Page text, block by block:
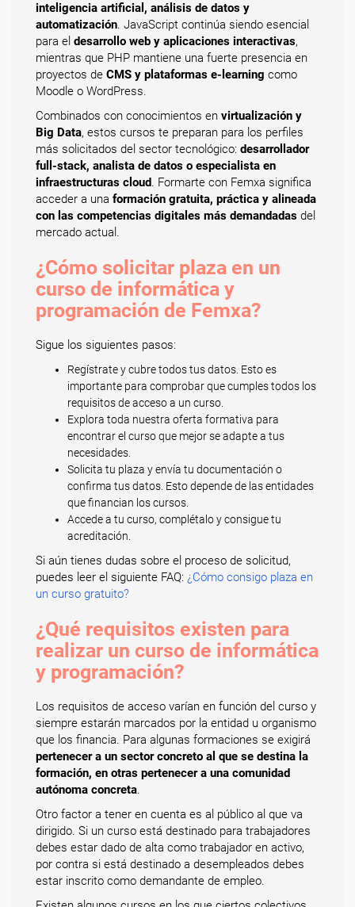
inteligencia artificial, análisis de datos y
automatización. JavaScript continúa siendo esencial
para el desarrollo web y aplicaciones interactivas,
mientras que PHP mantiene una fuerte presencia en
proyectos de CMS y plataformas e-learning como
Moodle o WordPress.
Combinados con conocimientos en virtualización y
Big Data, estos cursos te preparan para los perfiles
más solicitados del sector tecnológico: desarrollador
full-stack, analista de datos o especialista en
infraestructuras cloud. Formarte con Femxa significa
acceder a una formación gratuita, práctica y alineada
con las competencias digitales más demandadas del
mercado actual.
¿Cómo solicitar plaza en un
curso de informática y
programación de Femxa?
Sigue los siguientes pasos:
Regístrate y cubre todos tus datos. Esto es
importante para comprobar que cumples todos los
requisitos de acceso a un curso.
Explora toda nuestra oferta formativa para
encontrar el curso que mejor se adapte a tus
necesidades.
Solicita tu plaza y envía tu documentación o
confirma tus datos. Esto depende de las entidades
que financian los cursos.
Accede a tu curso, complétalo y consigue tu
acreditación.
Si aún tienes dudas sobre el proceso de solicitud,
puedes leer el siguiente FAQ: ¿Cómo consigo plaza en
un curso gratuito?
¿Qué requisitos existen para
realizar un curso de informática
y programación?
Los requisitos de acceso varían en función del curso y
siempre estarán marcados por la entidad u organismo
que los financia. Para algunas formaciones se exigirá
pertenecer a un sector concreto al que se destina la
formación, en otras pertenecer a una comunidad
autónoma concreta.
Otro factor a tener en cuenta es al público al que va
dirigido. Si un curso está destinado para trabajadores
debes estar dado de alta como trabajador en activo,
por contra si está destinado a desempleados debes
estar inscrito como demandante de empleo.